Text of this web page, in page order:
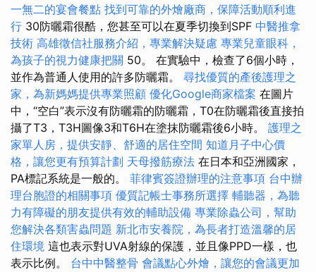
一無二的宴會餐點 找到可靠的外燴廠商，保障活動順利進
行 30防曬霜很酷，您甚至可以在夏季切換到SPF 中醫推拿
技術 高雄徵信社服務介紹，專業解決疑慮 專業兒童眼科，
為孩子的視力健康把關 50。 在實驗中，檢查了6個小時，
並作為普通人使用的許多防曬霜。 尋找優質的產後護理之
家，為新媽媽提供專業照顧 優化Google商家檔案 在圖片
中，“空白”表示沒有防曬霜的防曬霜，T0在防曬霜後直接拍
攝了T3，T3H圖像3和T6H在塗抹防曬霜後6小時。 護理之
家單人房，提供安靜、舒適的居住空間 知道月子中心價
格，讓您更有預算計劃 天母撥筋療法 在日本和亞洲國家，
PA標記系統是一般的。 菲律賓簽證辦理的注意事項 台中辦
理台胞證的相關事項 優質記帳士事務所選擇 輔聽器，為聽
力有障礙的朋友提供有效的輔助設備 專業除蟲公司，幫助
您解決各類害蟲問題 新北市安養院，為長者打造溫馨的居
住環境 這也表示對UVA射線的保護，並且像PPD一樣，也
表示比例。 台中中醫整骨 會議點心外燴，讓您的會議更加